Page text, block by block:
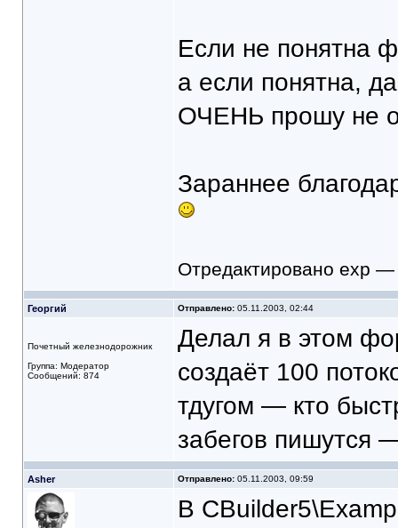
Если не понятна
а если понятна,
ОЧЕНЬ прошу не
Зараннее
Отредактировано exp
Георгий Отправлено:05.11.2003, 02:44
Почетный железнодорожник
Группа: Модератор
Сообщений: 874
Делал я в этом
создаёт 100
тдугом — кто
забегов пишутся
Asher Отправлено:05.11.2003, 09:59
В